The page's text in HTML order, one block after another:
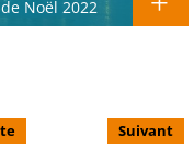
Noël 2022
Suivant